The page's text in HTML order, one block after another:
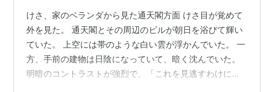
けさ、家のベランダから見た通天閣方面 けさ目が覚めて
外を見た。 通天閣とその周辺のビルが朝日を浴びて輝い
ていた。 上空には帯のような白い雲が浮かんでいた。 一
方、手前の建物は日陰になっていて、暗く沈んでいた。
明暗のコントラストが強烈で、「これを見逃すわけには